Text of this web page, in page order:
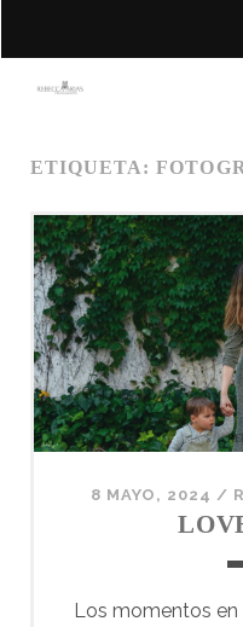
ETIQUETA:
8 MAYO, 2024 /
Los momentos